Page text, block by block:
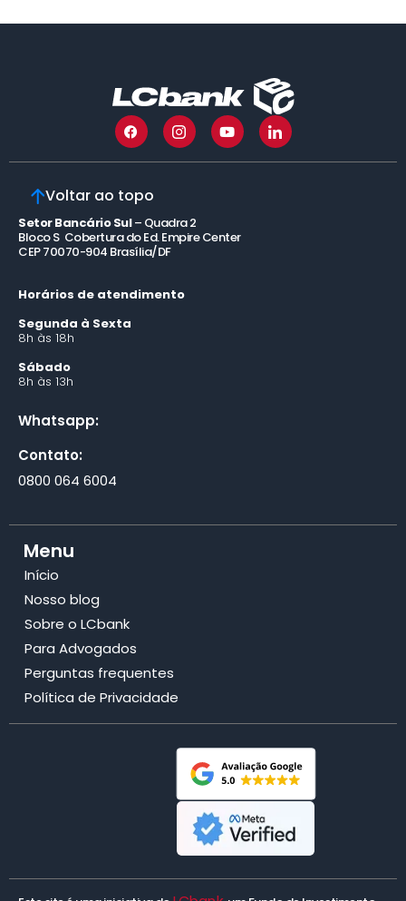
Voltar ao topo
Setor Bancário Sul– Quadra 2
Bloco S Cobertura do Ed. Empire Center
CEP 70070-904 Brasília/DF
Horários de atendimento
Segunda à Sexta
8h às 18h
Sábado
8h às 13h
Whatsapp:
Contato:
0800 064 6004
Menu
Início
Nosso blog
Sobre o LCbank
Para Advogados
Perguntas frequentes
Política de Privacidade